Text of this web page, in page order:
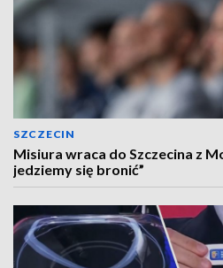
SZCZECIN
Misiura wraca do Szczecina z
jedziemy się bronić”